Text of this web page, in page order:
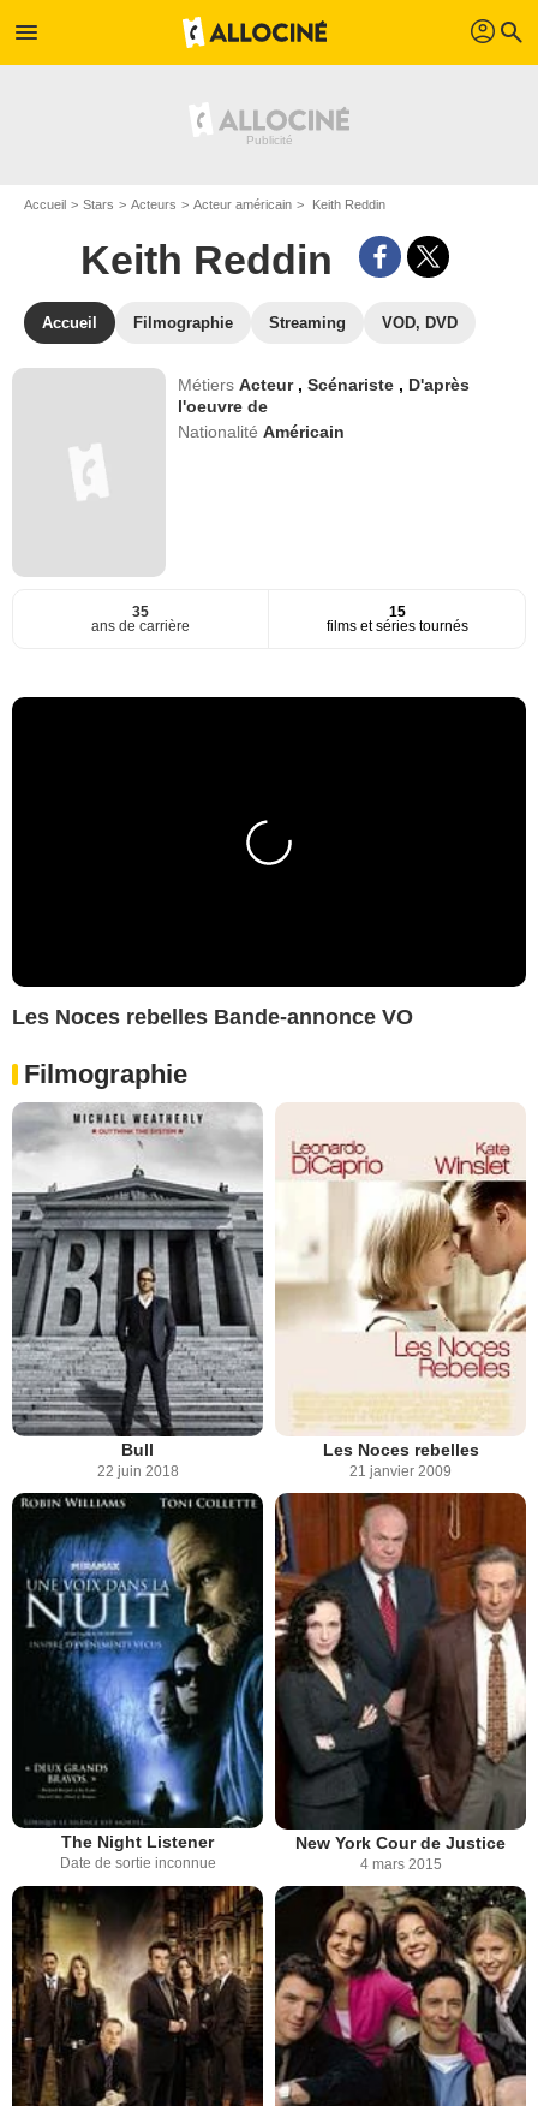
menu profil search
Accueil Stars Acteurs Acteur américain Keith Reddin
Keith Reddin
Accueil Filmographie Streaming VOD, DVD
MétiersActeur ,Scénariste , D'après
l'oeuvre de
NationalitéAméricain
35
ans de carrière
15
films et séries tournés
Les Noces rebelles Bande-annonce VO
Filmographie
Bull
22 juin 2018
Les Noces rebelles
21 janvier 2009
The Night Listener
Date de sortie inconnue
New York Cour de Justice
4 mars 2015